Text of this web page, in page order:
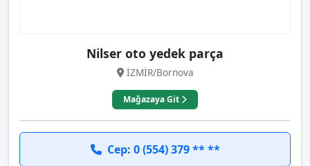
Nilser oto yedek parça
İZMİR/Bornova
Mağazaya Git
Cep: 0 (554) 379 ** **